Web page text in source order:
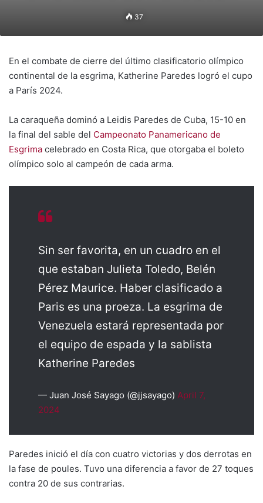
37
En el combate de cierre del último clasificatorio olímpico
continental de la esgrima, Katherine Paredes logró el cupo
a París 2024.
La caraqueña dominó a Leidis Paredes de Cuba, 15-10 en
la final del sable del Campeonato Panamericano de
Esgrima celebrado en Costa Rica, que otorgaba el boleto
olímpico solo al campeón de cada arma.
Sin ser favorita, en un cuadro en el
que estaban Julieta Toledo, Belén
Pérez Maurice. Haber clasificado a
Paris es una proeza. La esgrima de
Venezuela estará representada por
el equipo de espada y la sablista
Katherine Paredes
— Juan José Sayago (@jjsayago) April 7,
2024
Paredes inició el día con cuatro victorias y dos derrotas en
la fase de poules. Tuvo una diferencia a favor de 27 toques
contra 20 de sus contrarias.